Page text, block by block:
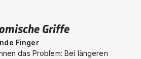
Griffe
Finger
das Problem: Bei längeren